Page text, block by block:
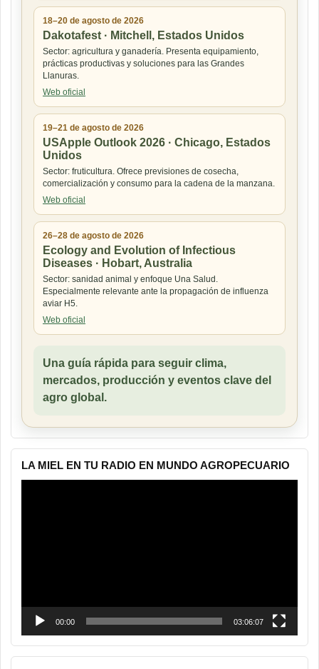
18–20 de agosto de 2026
Dakotafest · Mitchell, Estados Unidos
Sector: agricultura y ganadería. Presenta equipamiento,
prácticas productivas y soluciones para las Grandes
Llanuras.
Web oficial
19–21 de agosto de 2026
USApple Outlook 2026 · Chicago, Estados
Unidos
Sector: fruticultura. Ofrece previsiones de cosecha,
comercialización y consumo para la cadena de la manzana.
Web oficial
26–28 de agosto de 2026
Ecology and Evolution of Infectious
Diseases · Hobart, Australia
Sector: sanidad animal y enfoque Una Salud.
Especialmente relevante ante la propagación de influenza
aviar H5.
Web oficial
Una guía rápida para seguir clima,
mercados, producción y eventos clave del
agro global.
LA MIEL EN TU RADIO EN MUNDO AGROPECUARIO
00:00 03:06:07